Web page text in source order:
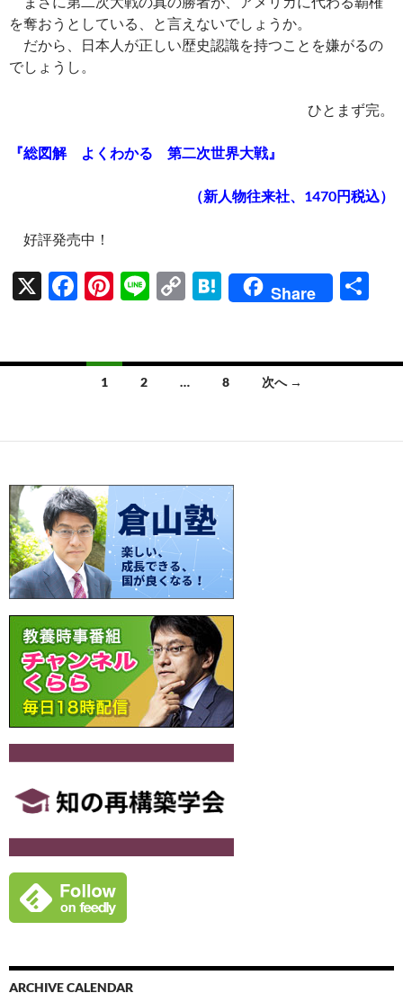
を奪おうとしている、と言えないでしょうか。
だから、日本人が正しい歴史認識を持つことを嫌がるの
でしょうし。
ひとまず完。
『総図解 よくわかる 第二次世界大戦』
（新人物往来社、1470円税込）
好評発売中！
X
F
b
Pi
es
Li
C
y
H
n
Share
ナ
ゲ
ー
シ
ョ
ン
1 2 … 8 次へ →
ARCHIVE CALENDAR